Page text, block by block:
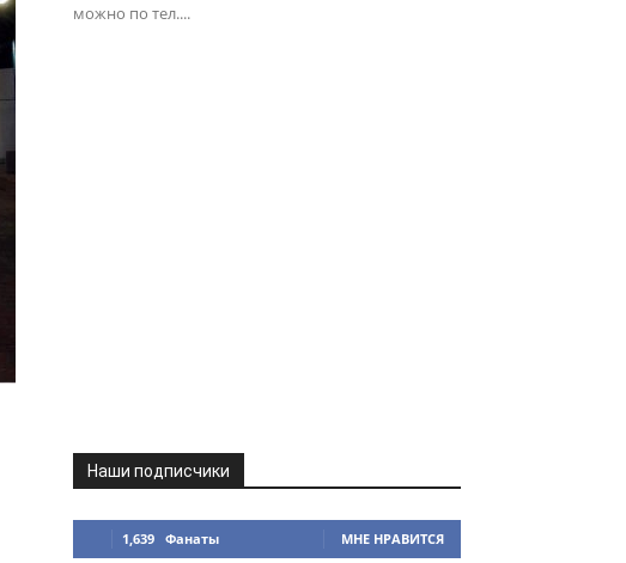
можно по тел....
Наши подписчики
1,639 Фанаты МНЕ НРАВИТСЯ